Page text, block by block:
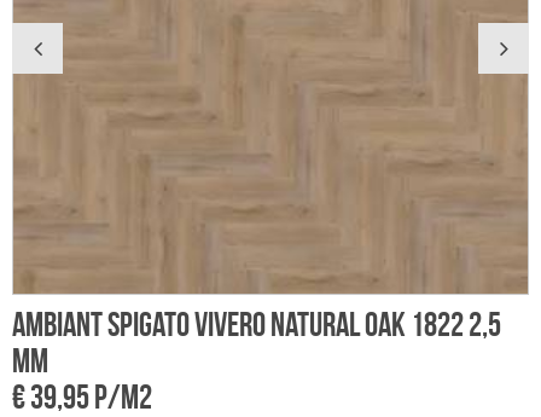
Ambiant Spigato Vivero Natural Oak 1822 2,5
mm
€ 39,95 p/m2